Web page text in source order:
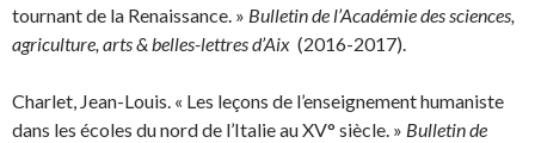
tournant de la Renaissance. » Bulletin de l’Académie des sciences,
agriculture, arts & belles-lettres d’Aix (2016-2017).
Charlet, Jean-Louis. « Les leçons de l’enseignement humaniste
dans les écoles du nord de l’Italie au XV° siècle. » Bulletin de